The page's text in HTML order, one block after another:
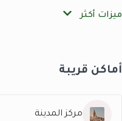
ميزات أكثر
أماكن قريبة
مركز المدينة